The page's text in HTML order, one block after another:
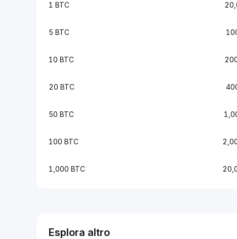
1 BTC
5 BTC
10 BTC
20 BTC
50 BTC
100 BTC
1,000 BTC
Esplora altro